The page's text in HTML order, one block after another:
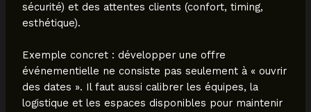
sécurité) et des attentes clients (confort, timing,
esthétique).
Exemple concret : développer une offre
événementielle ne consiste pas seulement à « ouvrir
des dates ». Il faut aussi calibrer les équipes, la
logistique et les espaces disponibles pour maintenir